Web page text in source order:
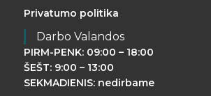
Privatumo politika
Darbo Valandos
PIRM-PENK: 09:00 – 18:00
ŠEŠT: 9:00 – 13:00
SEKMADIENIS: nedirbame